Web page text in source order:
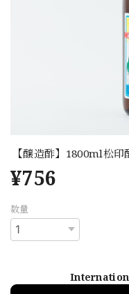
【醸造酢】1800ml松印
¥756
数量